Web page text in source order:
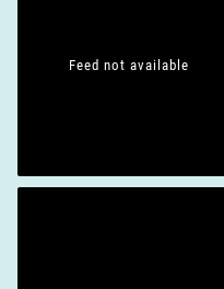
Feed not available